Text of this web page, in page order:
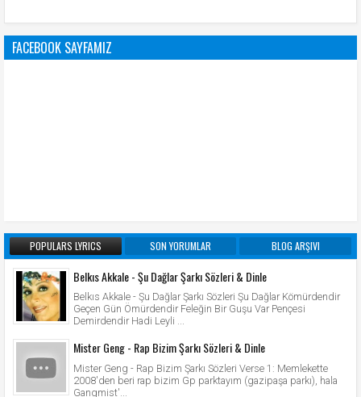
FACEBOOK SAYFAMIZ
POPULARS LYRICS SON YORUMLAR BLOG ARŞIVI
Belkıs Akkale - Şu Dağlar Şarkı Sözleri & Dinle
Belkıs Akkale - Şu Dağlar Şarkı Sözleri Şu Dağlar Kömürdendir
Geçen Gün Ömürdendir Feleğin Bir Guşu Var Pençesi
Demirdendir Hadi Leyli ...
Mister Geng - Rap Bizim Şarkı Sözleri & Dinle
Mister Geng - Rap Bizim Şarkı Sözleri Verse 1: Memlekette
2008'den beri rap bizim Gp parktayım (gazipaşa parkı), hala
Gangmist'...